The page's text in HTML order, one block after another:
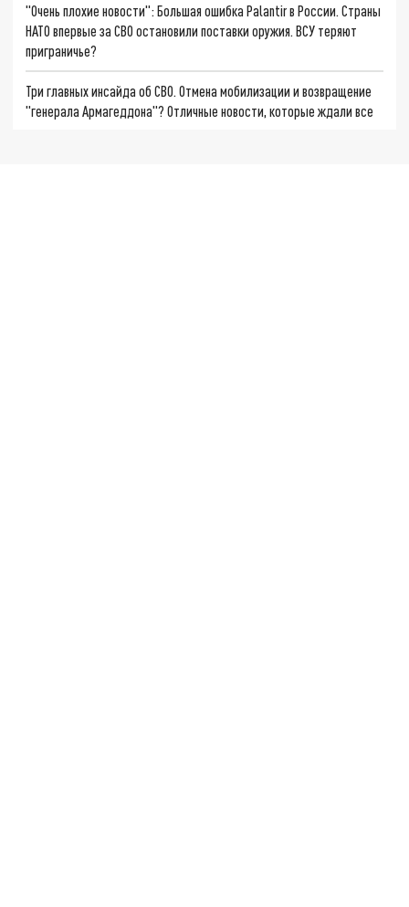
"Очень плохие новости": Большая ошибка Palantir в России. Страны
НАТО впервые за СВО остановили поставки оружия. ВСУ теряют
приграничье?
Три главных инсайда об СВО. Отмена мобилизации и возвращение
"генерала Армагеддона"? Отличные новости, которые ждали все